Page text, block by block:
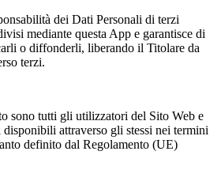
dei Dati Personali di terzi
mediante questa App e garantisce di
o diffonderli, liberando il Titolare da
terzi.
sono tutti gli utilizzatori del Sito Web e
disponibili attraverso gli stessi nei termini
definito dal Regolamento (UE)